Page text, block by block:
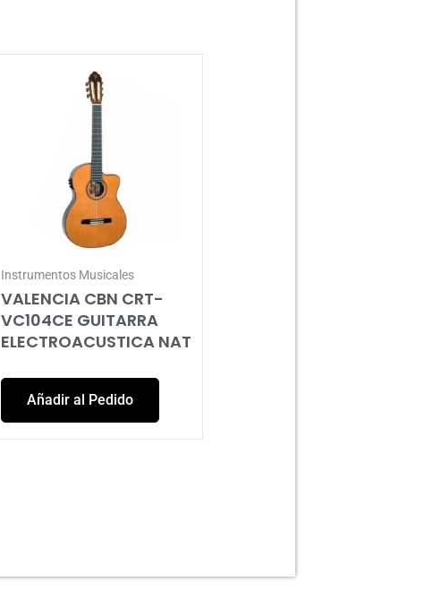
Instrumentos Musicales
VALENCIA CBN CRT-
VC104CE GUITARRA
ELECTROACUSTICA NAT
Añadir al Pedido